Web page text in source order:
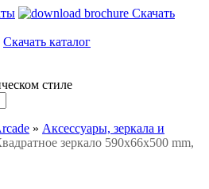
Скачать
Скачать каталог
стиле
» Аксессуары, зеркала и
зеркало 590x66x500 mm,